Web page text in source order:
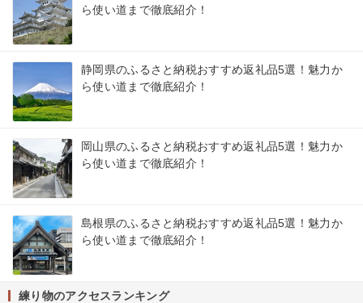
ら使い道まで徹底紹介！
静岡県のふるさと納税おすすめ返礼品5選！魅力か
ら使い道まで徹底紹介！
岡山県のふるさと納税おすすめ返礼品5選！魅力か
ら使い道まで徹底紹介！
島根県のふるさと納税おすすめ返礼品5選！魅力か
ら使い道まで徹底紹介！
練り物のアクセスランキング